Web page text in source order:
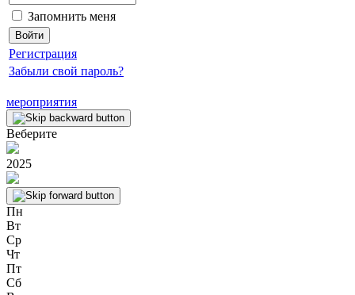
Запомнить меня
Регистрация
Забыли свой пароль?
мероприятия
Веберите
2025
Пн
Вт
Ср
Чт
Пт
Сб